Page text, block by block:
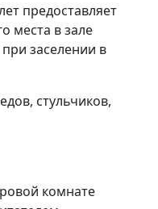
предоставляет
места в зале
заселении в
стульчиков,
комнате